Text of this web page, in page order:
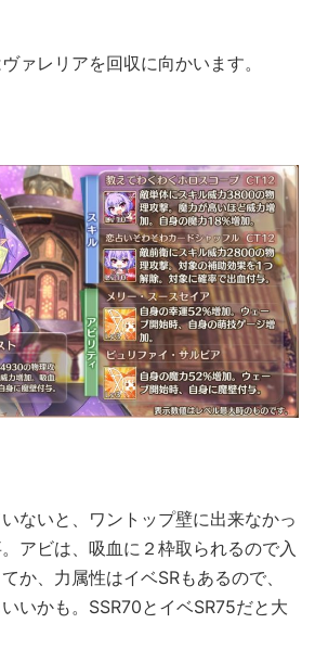
ァレリアを回収に向かいます。
ないと、ワントップ壁に出来なかっ
アビは、吸血に２枠取られるので入
か、力属性はイベSRもあるので、
いかも。SSR70とイベSR75だと大